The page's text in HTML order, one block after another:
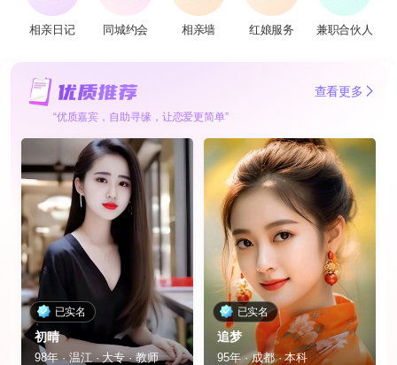
相亲日记 同城约会 相亲墙 红娘服务 兼职合伙人
查看更多
“优质嘉宾，自助寻缘，让恋爱更简单”
已实名
初晴
98年 · 温江 · 大专 · 教师
已实名
追梦
95年 · 成都 · 本科